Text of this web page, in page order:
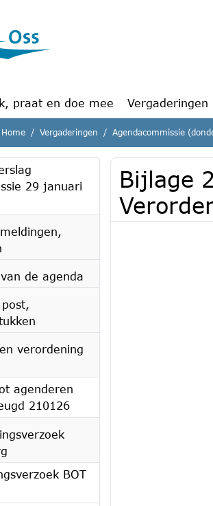
praat en doe mee Vergaderingen
Home Vergaderingen Agendacommissie
29 januari
de agenda
verordening
agenderen
210126
BOT
Bijlage